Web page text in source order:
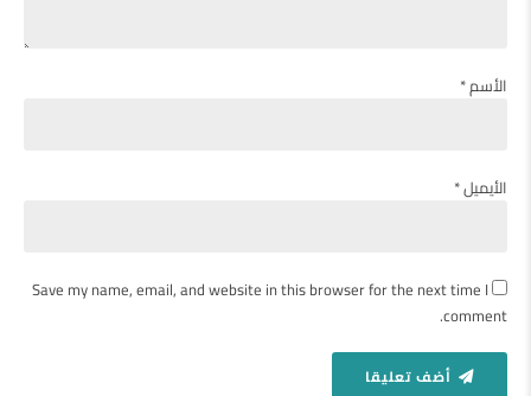
الأسم *
الأيميل *
Save my name, email, and website in this browser for the next time I
comment.
أضف تعليقا